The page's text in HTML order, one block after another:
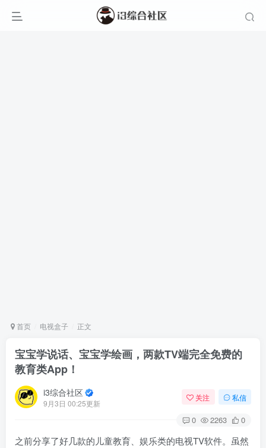
首页 电视盒子 正文
宝宝学说话、宝宝学绘画，两款TV端完全免费的
教育类App！
i3综合社区
9月3日 00:25更新
关注 私信
0 2263 0
之前分享了好几款的儿童教育、娱乐类的电视TV软件。虽然